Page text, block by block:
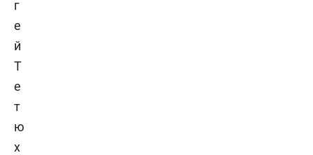
г
е
й
Т
е
т
ю
х